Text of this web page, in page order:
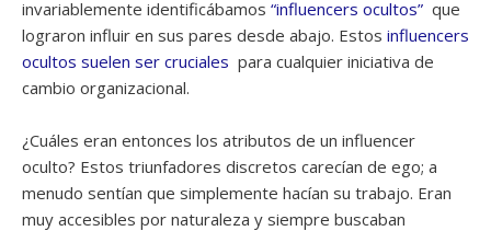
invariablemente identificábamos “influencers ocultos” que
lograron influir en sus pares desde abajo. Estos influencers
ocultos suelen ser cruciales para cualquier iniciativa de
cambio organizacional.
¿Cuáles eran entonces los atributos de un influencer
oculto? Estos triunfadores discretos carecían de ego; a
menudo sentían que simplemente hacían su trabajo. Eran
muy accesibles por naturaleza y siempre buscaban